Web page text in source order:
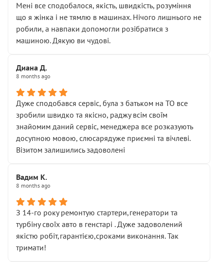
Мені все сподобалося, якість, швидкість, розуміння
що я жінка і не тямлю в машинах. Нічого лишнього не
робили, а навпаки допомогли розібратися з
машиною. Дякую ви чудові.
Диана Д.
8 months ago
Дуже сподобався сервіс, була з батьком на ТО все
зробили швидко та якісно, раджу всім своїм
знайомим даний сервіс, менеджера все розказують
досупною мовою, слюсарядуже приємні та вічлеві.
Візитом залишились задоволені
Вадим К.
8 months ago
З 14-го року ремонтую стартери,генератори та
турбіну своїх авто в генстарі . Дуже задоволений
якістю робіт,гарантією,сроками виконання. Так
тримати!